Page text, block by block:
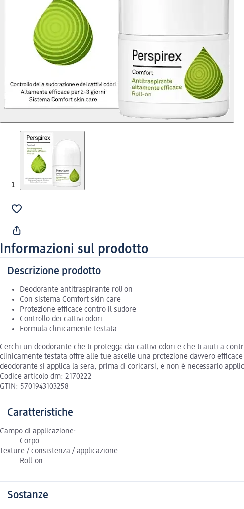
Informazioni sul prodotto
Descrizione prodotto
Deodorante antitraspirante roll on
Con sistema Comfort skin care
Protezione efficace contro il sudore
Controllo dei cattivi odori
Formula clinicamente testata
Cerchi un deodorante che ti protegga dai cattivi odori e che ti aiuti a
clinicamente testata offre alle tue ascelle una protezione davvero
deodorante si applica la sera, prima di coricarsi, e non è necessario
Codice articolo dm: 2170222
GTIN: 5701943103258
Caratteristiche
Campo di applicazione:
Corpo
Texture / consistenza / applicazione:
Roll-on
Sostanze